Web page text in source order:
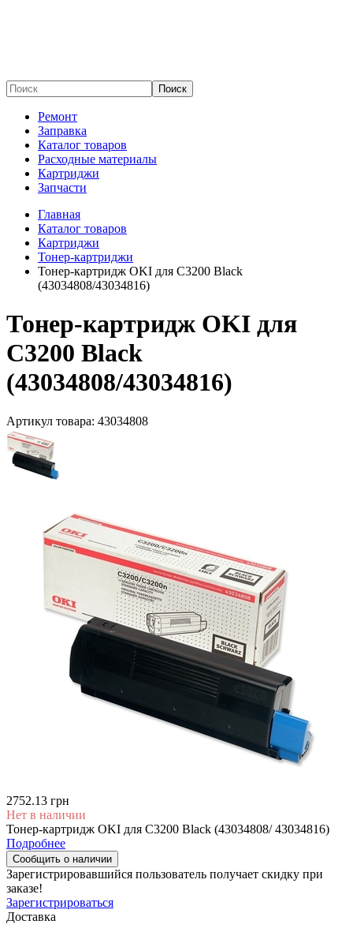
Поиск
Ремонт
Заправка
Каталог товаров
Расходные материалы
Картриджи
Запчасти
Главная
Каталог товаров
Картриджи
Тонер-картриджи
Тонер-картридж OKI для C3200 Black
(43034808/43034816)
Тонер-картридж OKI для
C3200 Black
(43034808/43034816)
Артикул товара: 43034808
2752.13 грн
Нет в наличии
Тонер-картридж OKI для C3200 Black (43034808/ 43034816)
Подробнее
Сообщить о наличии
Зарегистрировавшийся пользователь получает скидку при
заказе!
Зарегистрироваться
Доставка